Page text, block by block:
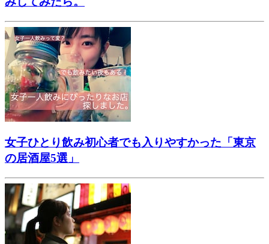
女子ひとり飲み初心者でも入りやすかった「東京
の居酒屋5選」